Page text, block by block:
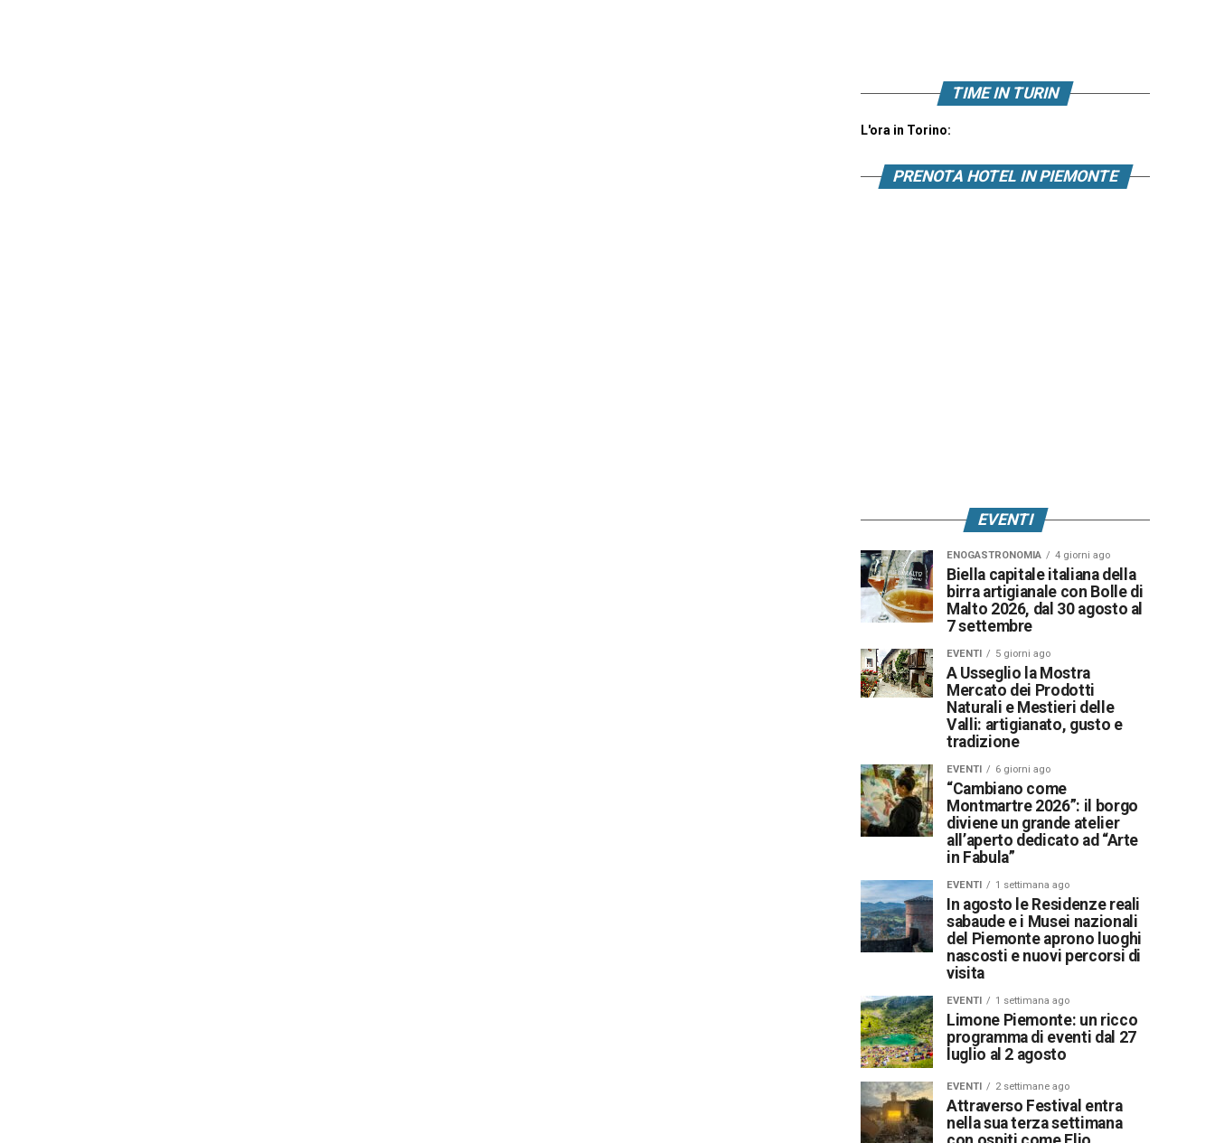
TIME IN TURIN
L'ora in Torino:
PRENOTA HOTEL IN PIEMONTE
EVENTI
ENOGASTRONOMIA 4 giorni ago
Biella capitale italiana della
birra artigianale con Bolle di
Malto 2026, dal 30 agosto al
7 settembre
EVENTI 5 giorni ago
A Usseglio la Mostra
Mercato dei Prodotti
Naturali e Mestieri delle
Valli: artigianato, gusto e
tradizione
EVENTI 6 giorni ago
“Cambiano come
Montmartre 2026”: il borgo
diviene un grande atelier
all’aperto dedicato ad “Arte
in Fabula”
EVENTI 1 settimana ago
In agosto le Residenze reali
sabaude e i Musei nazionali
del Piemonte aprono luoghi
nascosti e nuovi percorsi di
visita
EVENTI 1 settimana ago
Limone Piemonte: un ricco
programma di eventi dal 27
luglio al 2 agosto
EVENTI 2 settimane ago
Attraverso Festival entra
nella sua terza settimana